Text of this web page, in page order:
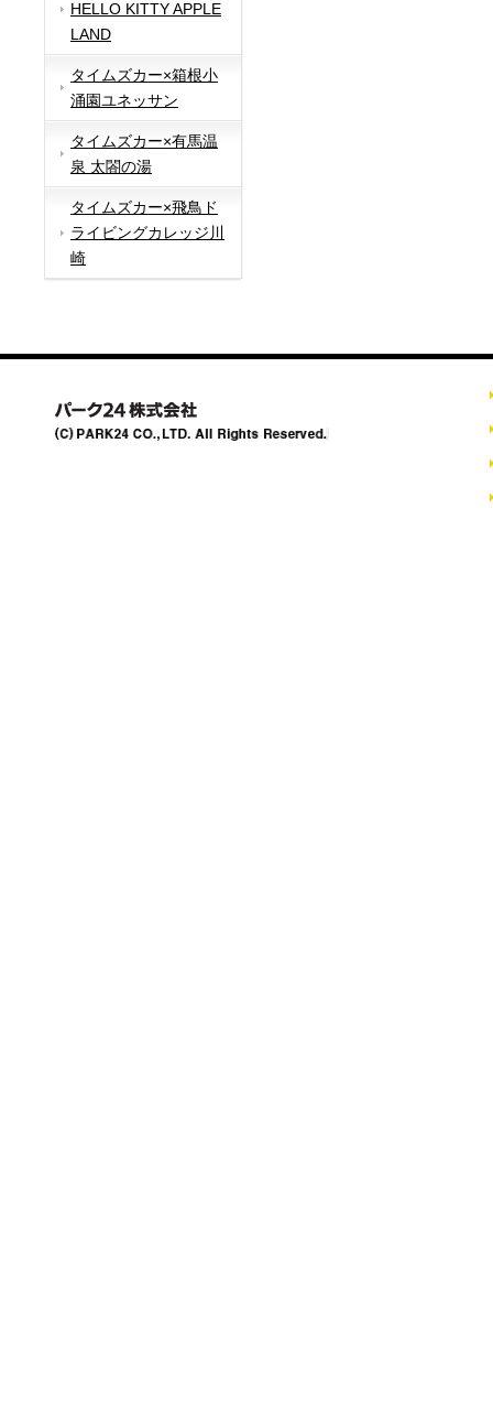
HELLO KITTY APPLE
LAND
タイムズカー×箱根小
涌園ユネッサン
タイムズカー×有馬温
泉 太閤の湯
タイムズカー×飛鳥ド
ライビングカレッジ川
崎